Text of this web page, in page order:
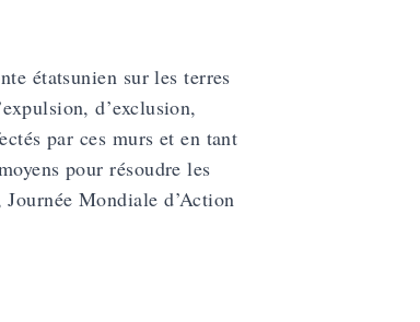
étatsunien sur les terres
d’exclusion,
par ces murs et en tant
pour résoudre les
Mondiale d’Action